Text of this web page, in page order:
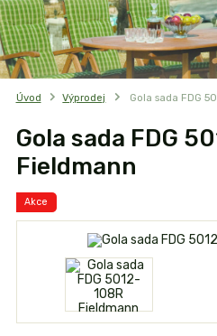
Úvod Výprodej Gola sada FDG
Gola sada FDG
Fieldmann
Akce